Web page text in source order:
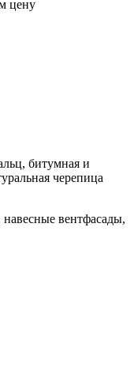
цену
битумная и
черепица
навесные вентфасады,